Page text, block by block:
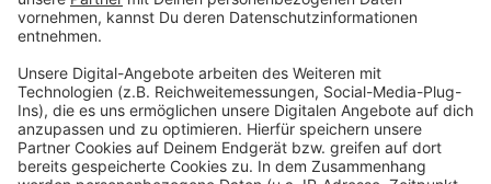
Buntes Programm zum Japan-Tag
Alternative im September
Diskussion über Feuerwerk
Anzeige